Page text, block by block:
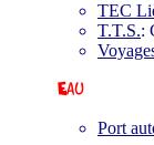
TEC
T.T.S.:
Port